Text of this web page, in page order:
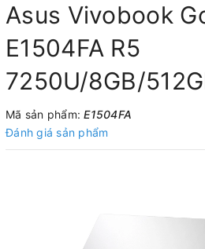
Asus Vivobook
E1504FA R5
7250U/8GB/
Mã sản phẩm:E1504FA
Đánh giá sản phẩm